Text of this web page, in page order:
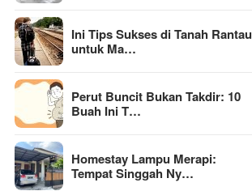
Ini Tips Sukses di Tanah Rantau
untuk Ma…
Perut Buncit Bukan Takdir: 10
Buah Ini T…
Homestay Lampu Merapi:
Tempat Singgah Ny…